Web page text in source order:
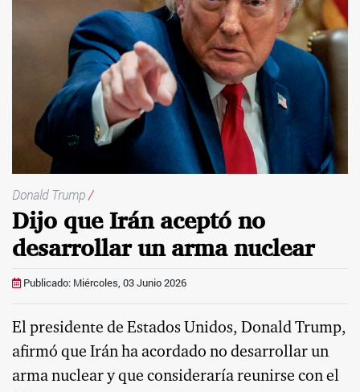
Donald Trump/
Dijo que Irán aceptó no
desarrollar un arma nuclear
Publicado: Miércoles, 03 Junio 2026
El presidente de Estados Unidos, Donald Trump,
afirmó que Irán ha acordado no desarrollar un
arma nuclear y que consideraría reunirse con el